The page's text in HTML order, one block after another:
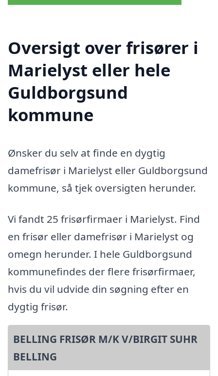
Oversigt over frisører i
Marielyst eller hele
Guldborgsund
kommune
Ønsker du selv at finde en dygtig
damefrisør i Marielyst eller Guldborgsund
kommune, så tjek oversigten herunder.
Vi fandt 25 frisørfirmaer i Marielyst. Find
en frisør eller damefrisør i Marielyst og
omegn herunder. I hele Guldborgsund
kommunefindes der flere frisørfirmaer,
hvis du vil udvide din søgning efter en
dygtig frisør.
BELLING FRISØR M/K V/BIRGIT SUHR
BELLING